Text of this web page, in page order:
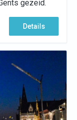
gezeid.
Details